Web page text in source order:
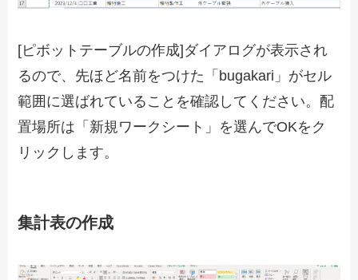
[ピボットテーブルの作成]ダイアログが表示され
るので、先ほど名前をつけた「bugakari」がセル
範囲に選ばれていることを確認してください。配
置場所は「新規ワークシート」を選んでOKをク
リックします。
集計表の作成